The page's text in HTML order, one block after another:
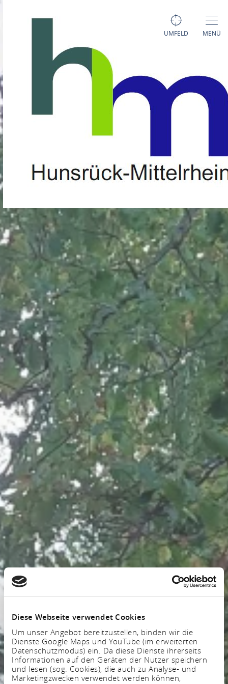
Diese Webseite verwendet Cookies
Um unser Angebot bereitzustellen, binden wir die
Dienste Google Maps und YouTube (im erweiterten
Datenschutzmodus) ein. Da diese Dienste ihrerseits
Informationen auf den Geräten der Nutzer speichern
und lesen (sog. Cookies), die auch zu Analyse- und
Marketingzwecken verwendet werden können,
UMFELD MENÜ